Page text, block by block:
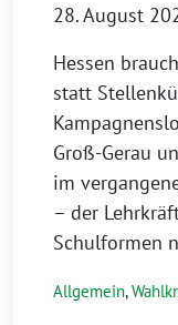
28. August
Hessen
statt
Groß-Gerau
im
– der
Schulformen
Allgemein,